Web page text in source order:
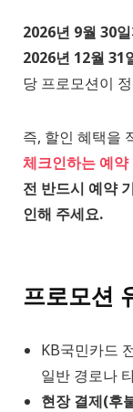
2026년 9월 30
2026년 12월 31
당 프로모션이
즉, 할인 혜택을
체크인하는 예
전 반드시 예약
인해 주세요.
프로모션
KB국민카드
일반 경로나
현장 결제(후